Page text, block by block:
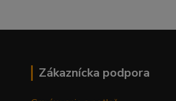
Zákaznícka podpora